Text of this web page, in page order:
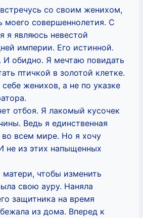
со своим женихом,
моего совершеннолетия. С
я являюсь невестой
империи. Его истинной.
обидно. Я мечтаю повидать
птичкой в золотой клетке.
женихов, а не по указке
отбоя. Я лакомый кусочек
Ведь я единственная
всем мире. Но я хочу
не из этих напыщенных
матери, чтобы изменить
свою ауру. Наняла
защитника на время
из дома. Вперед к